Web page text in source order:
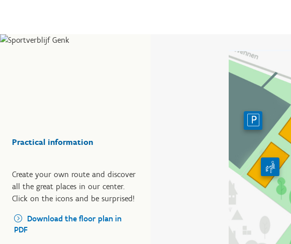
Practical information
Create your own route and discover
all the great places in our center.
Click on the icons and be surprised!
Download the floor plan in
PDF